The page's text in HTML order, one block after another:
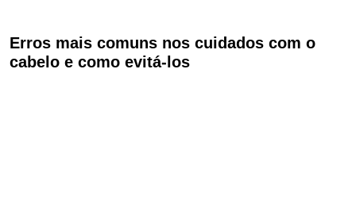
Erros mais comuns nos cuidados com o
cabelo e como evitá-los